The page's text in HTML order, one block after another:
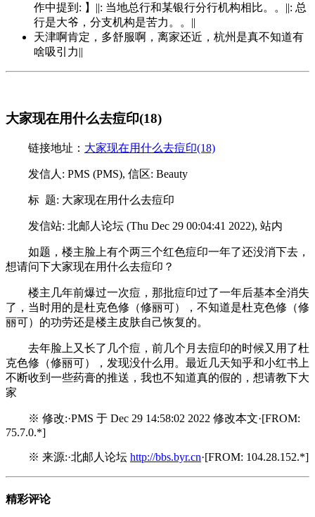
作中提到: 】||: 当地总行和某银行分行机构相比。。||: 总
行是大爷，分支机构是苦力。。||
天津啊肯定，多舒服啊，离家还近，杭州是真不知道有
啥吸引力||
大家现在用什么去痘印(18)
链接地址： 大家现在用什么去痘印(18)
发信人: PMS (PMS), 信区: Beauty
标 题: 大家现在用什么去痘印
发信站: 北邮人论坛 (Thu Dec 29 00:04:41 2022), 站内
如题，楼主脸上有个两三个红色痘印一年了还没消下去，
想请问下大家现在用什么去痘印？
楼主几年前爆过一次痘，那批痘印过了一年后基本全消失
了，当时用的是杜克色修（修丽可），不知道是杜克色修（修
丽可）的功劳还是楼主皮肤自己恢复的。
去年脸上又长了几个痘，前几个月去痘印的时候又用了杜
克色修（修丽可），发现没什么用。最近几天知乎和小红书上
不断收到一些药膏的推送，我也不知道真的假的，想请教下大
家
※ 修改:·PMS 于 Dec 29 14:58:02 2022 修改本文·[FROM:
75.7.0.*]
※ 来源:·北邮人论坛 http://bbs.byr.cn·[FROM: 104.28.152.*]
精彩评论